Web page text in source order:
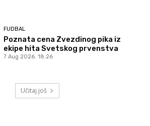
FUDBAL
Poznata cena Zvezdinog pika iz
ekipe hita Svetskog prvenstva
7 Aug 2026. 18:26
Učitaj još